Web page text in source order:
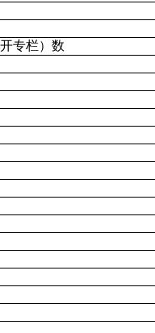
专栏）数